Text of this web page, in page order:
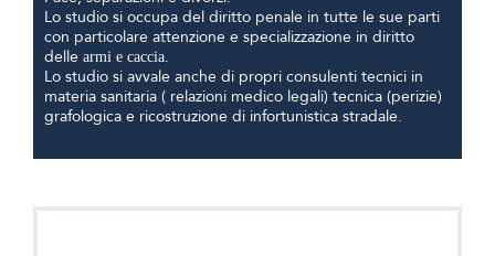
Lo studio si occupa del diritto penale in tutte le sue parti
con particolare attenzione e specializzazione in diritto
delle armi e caccia.
Lo studio si avvale anche di propri consulenti tecnici in
materia sanitaria ( relazioni medico legali) tecnica (perizie)
grafologica e ricostruzione di infortunistica stradale.